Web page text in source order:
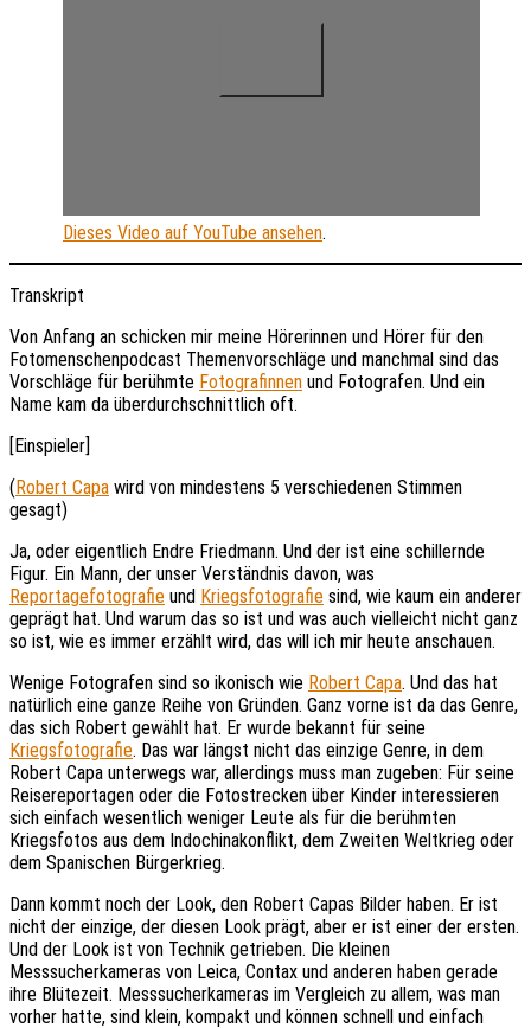
Dieses Video auf YouTube ansehen.
Transkript
Von Anfang an schicken mir meine Hörerinnen und Hörer für den
Fotomenschenpodcast Themenvorschläge und manchmal sind das
Vorschläge für berühmte Fotografinnen und Fotografen. Und ein
Name kam da überdurchschnittlich oft.
[Einspieler]
(Robert Capa wird von mindestens 5 verschiedenen Stimmen
gesagt)
Ja, oder eigentlich Endre Friedmann. Und der ist eine schillernde
Figur. Ein Mann, der unser Verständnis davon, was
Reportagefotografie und Kriegsfotografie sind, wie kaum ein anderer
geprägt hat. Und warum das so ist und was auch vielleicht nicht ganz
so ist, wie es immer erzählt wird, das will ich mir heute anschauen.
Wenige Fotografen sind so ikonisch wie Robert Capa. Und das hat
natürlich eine ganze Reihe von Gründen. Ganz vorne ist da das Genre,
das sich Robert gewählt hat. Er wurde bekannt für seine
Kriegsfotografie. Das war längst nicht das einzige Genre, in dem
Robert Capa unterwegs war, allerdings muss man zugeben: Für seine
Reisereportagen oder die Fotostrecken über Kinder interessieren
sich einfach wesentlich weniger Leute als für die berühmten
Kriegsfotos aus dem Indochinakonflikt, dem Zweiten Weltkrieg oder
dem Spanischen Bürgerkrieg.
Dann kommt noch der Look, den Robert Capas Bilder haben. Er ist
nicht der einzige, der diesen Look prägt, aber er ist einer der ersten.
Und der Look ist von Technik getrieben. Die kleinen
Messsucherkameras von Leica, Contax und anderen haben gerade
ihre Blütezeit. Messsucherkameras im Vergleich zu allem, was man
vorher hatte, sind klein, kompakt und können schnell und einfach